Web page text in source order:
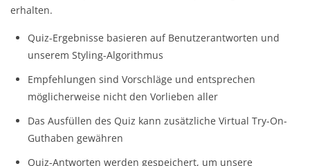
erhalten.
Quiz-Ergebnisse basieren auf Benutzerantworten und
unserem Styling-Algorithmus
Empfehlungen sind Vorschläge und entsprechen
möglicherweise nicht den Vorlieben aller
Das Ausfüllen des Quiz kann zusätzliche Virtual Try-On-
Guthaben gewähren
Quiz-Antworten werden gespeichert, um unsere